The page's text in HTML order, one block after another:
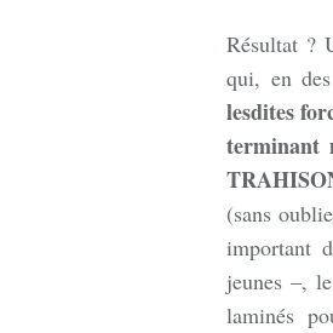
Résultat ?
qui, en
lesdites
terminant
(sans
important
jeunes –,
laminés